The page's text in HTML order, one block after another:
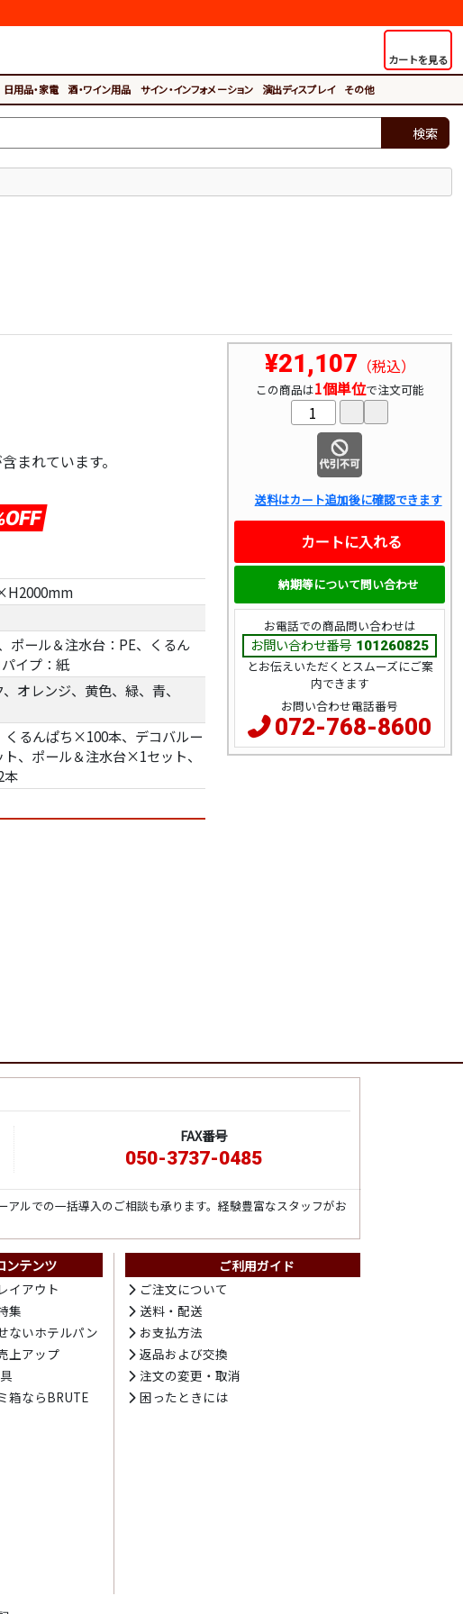
カートを見る
日用品・家電 酒・ワイン用品 サイン・インフォメーション 演出ディスプレイ その他
検索
まれています。
ポール＆注水台：PE、くるん
イプ：紙
オレンジ、黄色、緑、青、
るんぱち×100本、デコバルー
、ポール＆注水台×1セット、
本
¥21,107 （税込）
この商品は1個単位で注文可能
送料はカート追加後に確認できます
カートに入れる
納期等について問い合わせ
お電話での商品問い合わせは
お問い合わせ番号 101260825
とお伝えいただくとスムーズにご案
内できます
お問い合わせ電話番号
072-768-8600
FAX番号
050-3737-0485
ルでの一括導入のご相談も承ります。経験豊富なスタッフがお
ンテンツ
イアウト
集
ないホテルパン
上アップ
箱ならBRUTE
ご利用ガイド
ご注文について
送料・配送
お支払方法
返品および交換
注文の変更・取消
困ったときには